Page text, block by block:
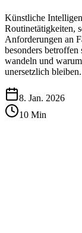
Künstliche
Routinetätigkeiten,
Anforderungen an
besonders
wandeln und
unersetzlich bleiben.
8. Jan. 2026
10 Min